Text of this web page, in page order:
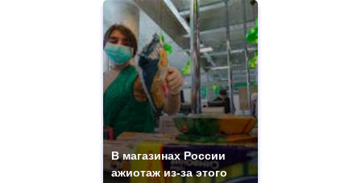
В магазинах России
ажиотаж из-за этого